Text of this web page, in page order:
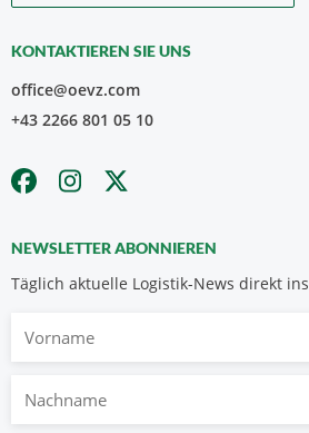
KONTAKTIEREN SIE UNS
office@oevz.com
+43 2266 801 05 10
NEWSLETTER ABONNIEREN
Täglich aktuelle Logistik-News direkt
Nachname